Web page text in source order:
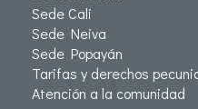
Sede Cali
Sede Neiva
Sede Popayán
Tarifas y derechos
Atención a la comunidad